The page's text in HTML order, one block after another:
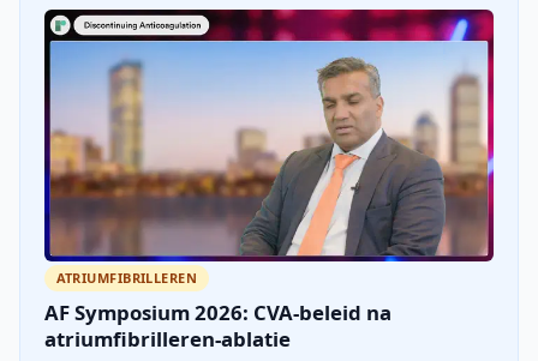
ATRIUMFIBRILLEREN
AF Symposium 2026: CVA-beleid na
atriumfibrilleren-ablatie